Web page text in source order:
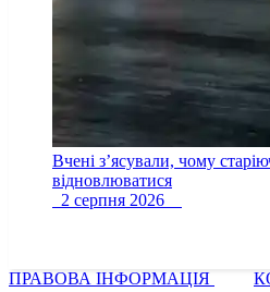
Вчені з’ясували, чому
відновлюватися
2 серпня 2026
ПРАВОВА ІНФОРМАЦІЯ